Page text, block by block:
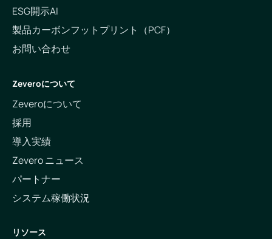
ESG開示AI
製品カーボンフットプリント（PCF）
お問い合わせ
Zeveroについて
Zeveroについて
採用
導入実績
Zevero ニュース
パートナー
システム稼働状況
リソース